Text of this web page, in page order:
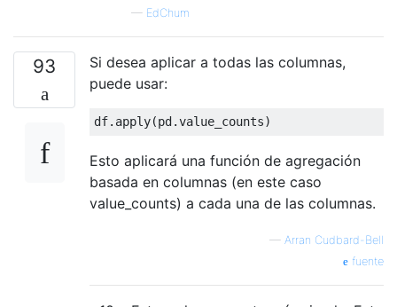
— EdChum
93
Si desea aplicar a todas las columnas,
puede usar:
df. apply(pd.value_counts)
Esto aplicará una función de agregación
basada en columnas (en este caso
value_counts) a cada una de las columnas.
— Arran Cudbard-Bell
fuente